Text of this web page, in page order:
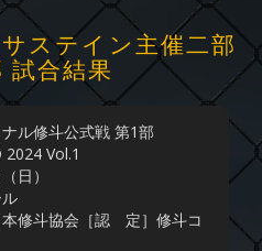
ステイン主催二部
試合結果
ル修斗公式戦 第1部
2024 Vol.1
日）
修斗協会［認 定］修斗コ